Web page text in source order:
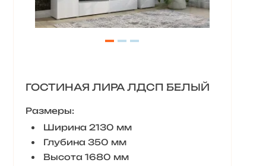
ГОСТИНАЯ ЛИРА ЛДСП БЕЛЫЙ
Размеры:
Ширина 2130 мм
Глубина 350 мм
Высота 1680 мм